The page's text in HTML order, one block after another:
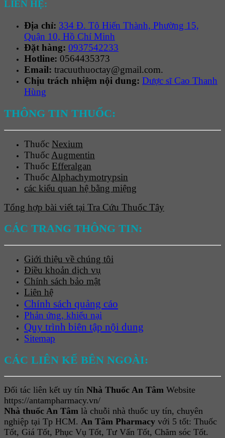
LIÊN HỆ:
Địa chỉ: 334 Đ. Tô Hiến Thành, Phường 15,
Quận 10, Hồ Chí Minh
Đặt hàng: 0937542233
Hotline: 0564435373
Email: tracuuthuoctay@gmail.com.
Chịu trách nhiệm nội dung: Dược sĩ Cao Thanh
Hùng
THÔNG TIN THUỐC:
Thuốc Nexium
Thuốc Augmentin
Thuốc Efferalgan
Thuốc Alphachymotrypsin
các kiểu quan hệ bằng miệng
Tổng hợp bài viết tại Tra Cứu Thuốc Tây
CÁC TRANG THÔNG TIN:
Giới thiệu về chúng tôi
Điều khoản dịch vụ
Chính sách bảo mật
Liên hệ
Chính sách quảng cáo
Phản ứng, khiếu nại
Quy trình biên tập nội dung
Sitemap
CÁC LIÊN KẾ BÊN NGOÀI:
Đối tác liên kết uy tín Nhà Thuốc An Tâm Website
https://antampharmacy.vn/
Nhà thuốc An Tâm là chuỗi nhà thuốc uy tín, chuyên
nghiệp tại Tp HCM. An Tâm Pharmacy với 5 tốt: Thuốc
Tốt, Giá Tốt, Phục Vụ Tốt, Tư Vấn Tốt, Chăm sóc Tốt.